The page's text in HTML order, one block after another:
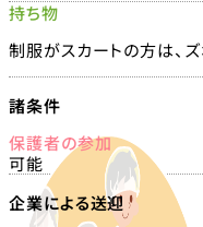
持ち物
制服がスカートの方は、ズ
諸条件
保護者の参加
可能
企業による送迎